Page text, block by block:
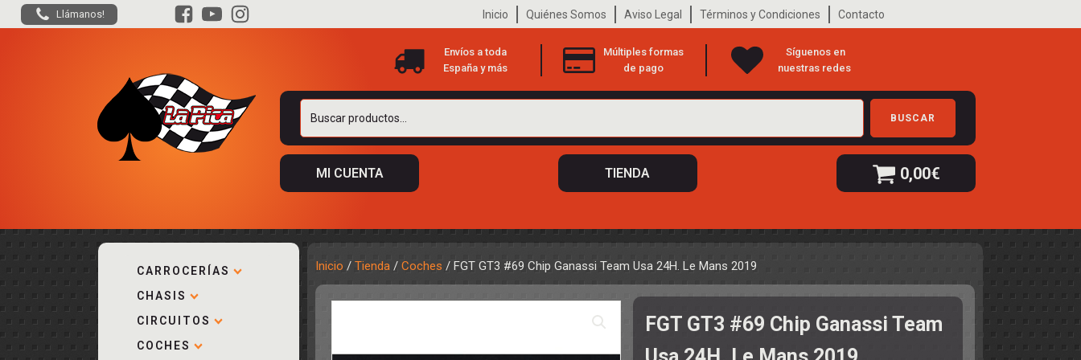
Llámanos! Inicio Quiénes Somos Aviso Legal Términos y Condiciones Contacto
Envíos a toda
España y más
Múltiples formas
de pago
Síguenos en
nuestras redes
Buscar
BUSCAR
MI CUENTA TIENDA 0,00€
CARROCERÍAS
CHASIS
CIRCUITOS
COCHES
Inicio / Tienda / Coches / FGT GT3 #69 Chip Ganassi Team Usa 24H. Le Mans 2019
FGT GT3 #69 Chip Ganassi Team